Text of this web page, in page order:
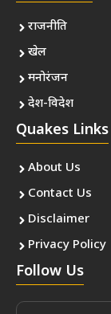
राजनीति
खेल
मनोरंजन
देश-विदेश
Quakes Links
About Us
Contact Us
Disclaimer
Privacy Policy
Follow Us